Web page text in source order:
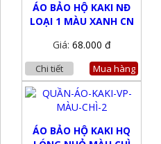
ÁO BẢO HỘ KAKI NĐ
LOẠI 1 MÀU XANH CN
Giá: 68.000 đ
Chi tiết Mua hàng
ÁO BẢO HỘ KAKI HQ